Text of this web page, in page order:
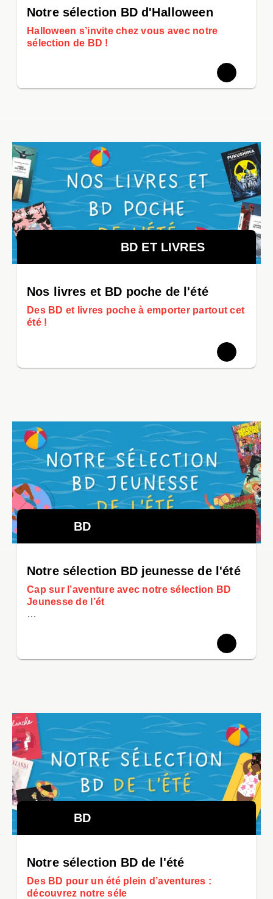
Notre sélection BD d'Halloween
Halloween s’invite chez vous avec notre
sélection de BD !
BD ET LIVRES
Nos livres et BD poche de l'été
Des BD et livres poche à emporter partout cet
été !
BD
Notre sélection BD jeunesse de l'été
Cap sur l’aventure avec notre sélection BD
Jeunesse de l’ét
…
BD
Notre sélection BD de l'été
Des BD pour un été plein d’aventures :
découvrez notre séle